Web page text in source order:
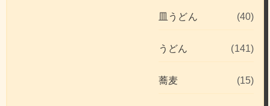
皿うどん (40)
うどん (141)
蕎麦 (15)